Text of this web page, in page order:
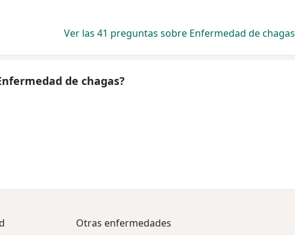
Ver las 41 preguntas sobre Enfermedad de chagas
de chagas?
Otras enfermedades